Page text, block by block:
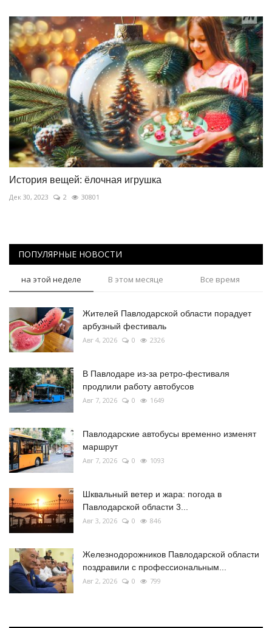
История вещей: ёлочная игрушка
Дек 30, 2023 2 30801
ПОПУЛЯРНЫЕ НОВОСТИ
на этой неделе В этом месяце Все время
Жителей Павлодарской области порадует
арбузный фестиваль
Авг 4, 2026 0 2326
В Павлодаре из-за ретро-фестиваля
продлили работу автобусов
Авг 7, 2026 0 1649
Павлодарские автобусы временно изменят
маршрут
Авг 7, 2026 0 1093
Шквальный ветер и жара: погода в
Павлодарской области 3...
Авг 3, 2026 0 846
Железнодорожников Павлодарской области
поздравили с профессиональным...
Авг 2, 2026 0 799